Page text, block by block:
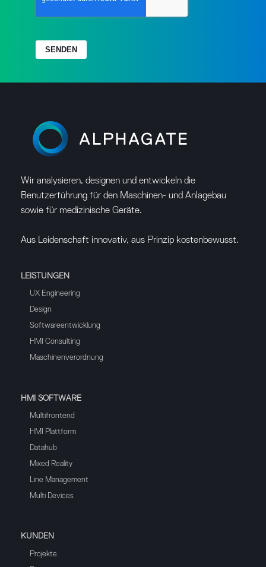
SENDEN
Wir analysieren, designen und entwickeln die
Benutzerführung für den Maschinen- und Anlagebau
sowie für medizinische Geräte.
Aus Leidenschaft innovativ, aus Prinzip kostenbewusst.
LEISTUNGEN
UX Engineering
Design
Softwareentwicklung
HMI Consulting
Maschinenverordnung
HMI SOFTWARE
Multifrontend
HMI Plattform
Datahub
Mixed Reality
Line Management
Multi Devices
KUNDEN
Projekte